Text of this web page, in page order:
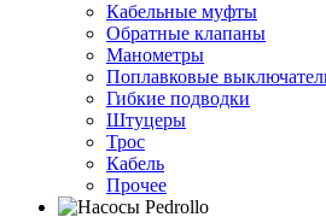
Кабельные муфты
Обратные клапаны
Манометры
Поплавковые
Гибкие подводки
Штуцеры
Трос
Кабель
Прочее